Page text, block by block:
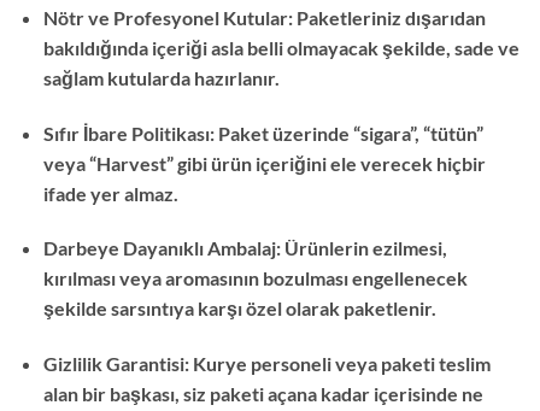
Nötr ve Profesyonel Kutular: Paketleriniz dışarıdan
bakıldığında içeriği asla belli olmayacak şekilde, sade ve
sağlam kutularda hazırlanır.
Sıfır İbare Politikası: Paket üzerinde “sigara”, “tütün”
veya “Harvest” gibi ürün içeriğini ele verecek hiçbir
ifade yer almaz.
Darbeye Dayanıklı Ambalaj: Ürünlerin ezilmesi,
kırılması veya aromasının bozulması engellenecek
şekilde sarsıntıya karşı özel olarak paketlenir.
Gizlilik Garantisi: Kurye personeli veya paketi teslim
alan bir başkası, siz paketi açana kadar içerisinde ne